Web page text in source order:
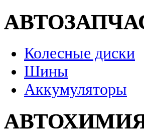
Колесные диски
Шины
Аккумуляторы